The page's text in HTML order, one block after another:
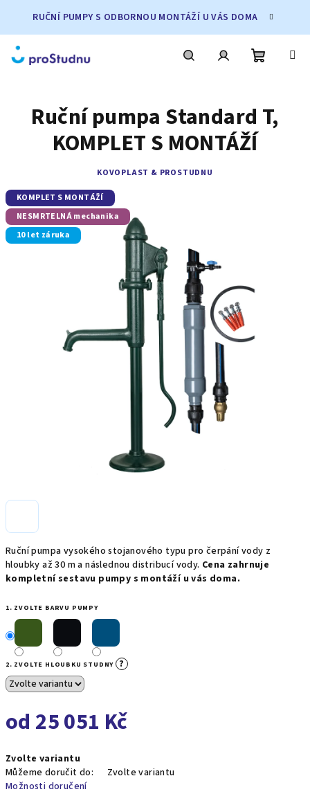
obsah
RUČNÍ PUMPY S ODBORNOU MONTÁŽÍ U VÁS DOMA
košík
Ruční pumpa vysokého stojanového typu pro čerpání vody z
hloubky až 30 m a následnou distribucí vody. Cena zahrnuje
kompletní sestavu pumpy s montáží u vás doma.
1. ZVOLTE BARVU PUMPY
2. ZVOLTE HLOUBKU STUDNY ?
od 25 051 Kč
cena:
Zvolte variantu
Můžeme doručit do:
Zvolte variantu
Možnosti doručení
Ruční pumpa Standard T,
KOMPLET S MONTÁŽÍ
KOVOPLAST & PROSTUDNU
KOMPLET S MONTÁŽÍ
NESMRTELNÁ mechanika
10 let záruka